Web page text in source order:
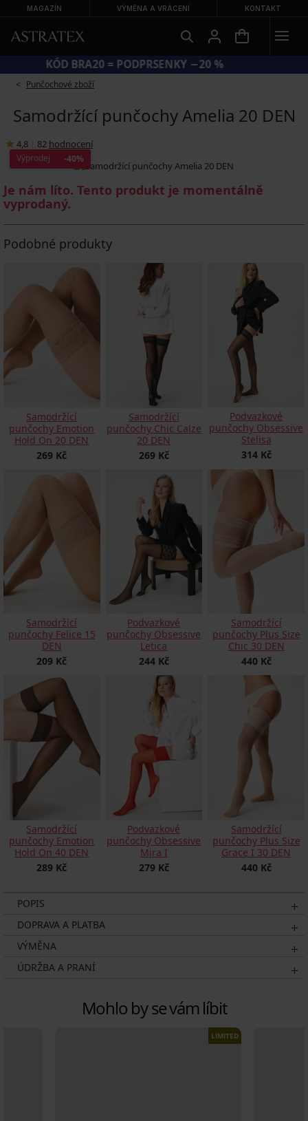
MAGAZÍN VÝMĚNA A VRÁCENÍ KONTAKT
KÓD BRA20 = PODPRSENKY −20 %
Punčochové zboží
Samodržící punčochy Amelia 20 DEN
4,8 82 hodnocení
Výprodej -40%
Je nám líto. Tento produkt je momentálně
vyprodaný.
Podobné produkty
Samodržící
punčochy Emotion
Hold On 20 DEN
269 Kč
Samodržící
punčochy Chic Calze
20 DEN
269 Kč
Podvazkové
punčochy Obsessive
Stelisa
314 Kč
Samodržící
punčochy Felice 15
DEN
209 Kč
Podvazkové
punčochy Obsessive
Letica
244 Kč
Samodržící
punčochy Plus Size
Chic 30 DEN
440 Kč
Samodržící
punčochy Emotion
Hold On 40 DEN
289 Kč
Podvazkové
punčochy Obsessive
Mira I
279 Kč
Samodržící
punčochy Plus Size
Grace I 30 DEN
440 Kč
POPIS
DOPRAVA A PLATBA
VÝMĚNA
ÚDRŽBA A PRANÍ
Mohlo by se vám líbit
LIMITED